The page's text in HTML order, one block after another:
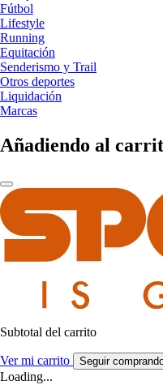
Fútbol
Lifestyle
Running
Equitación
Senderismo y Trail
Otros deportes
Liquidación
Marcas
Añadiendo al
Subtotal del carrito
Ver mi carrito Seguir
Loading...